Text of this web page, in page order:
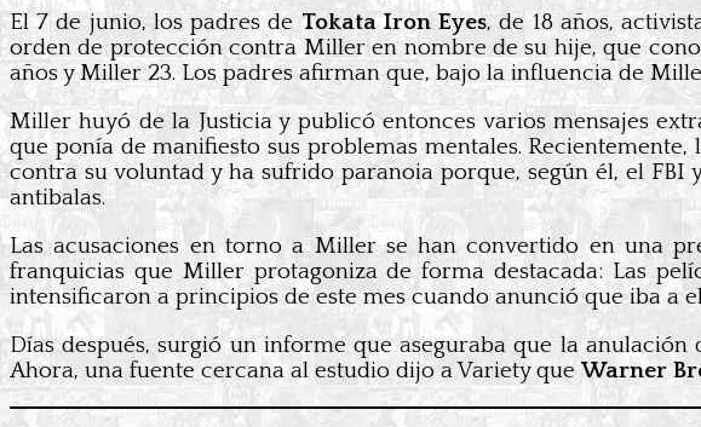
El 7 de junio, los padres de Tokata Iron Eyes, de 18 años,
orden de protección contra Miller en nombre de su hije, que
años y Miller 23. Los padres afirman que, bajo la influencia de
Miller huyó de la Justicia y publicó entonces varios mensajes
que ponía de manifiesto sus problemas mentales.
contra su voluntad y ha sufrido paranoia porque, según él, el
antibalas.
Las acusaciones en torno a Miller se han convertido en una
franquicias que Miller protagoniza de forma destacada: Las
intensificaron a principios de este mes cuando anunció que iba a
Días después, surgió un informe que aseguraba que la anulación
Ahora, una fuente cercana al estudio dijo a Variety queWarner